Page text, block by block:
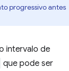
progressivo antes
intervalo de
que pode ser